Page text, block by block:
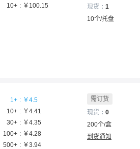
10+ ￥ 100.15
现货
1
10个/托盘
1+ ￥4.5
10+ ￥4.41
30+ ￥4.35
100+ ￥4.28
500+ ￥3.94
需订货
现货
0
200个/盒
到货通知